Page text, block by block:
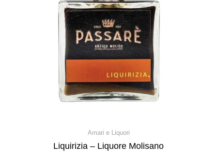
Amari e Liquori
Liquirizia – Liquore Molisano